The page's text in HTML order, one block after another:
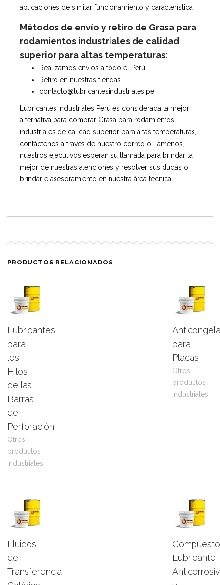
aplicaciones de similar funcionamiento y característica.
Métodos de envío y retiro de Grasa para
rodamientos industriales de calidad
superior para altas temperaturas:
Realizamos envíos a todo el Perú
Retiro en nuestras tiendas
contacto@lubricantesindustriales.pe
Lubricantes Industriales Perú es considerada la mejor
alternativa para comprar Grasa para rodamientos
industriales de calidad superior para altas temperaturas,
contáctenos a través de nuestro correo o llámenos,
nuestros ejecutivos esperan su llamada para brindar la
mejor de nuestras atenciones y resolver sus dudas o
brindarle asesoramiento en nuestra área técnica.
PRODUCTOS RELACIONADOS
Lubricantes
para
los
Hilos
de las
Barras
de
Perforación
Otros
productos
industriales
para
Placas
Otros
productos
industriales
Fluidos
de
Transferencia
Compuesto
Lubricante